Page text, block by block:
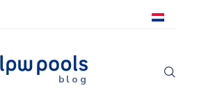
blog